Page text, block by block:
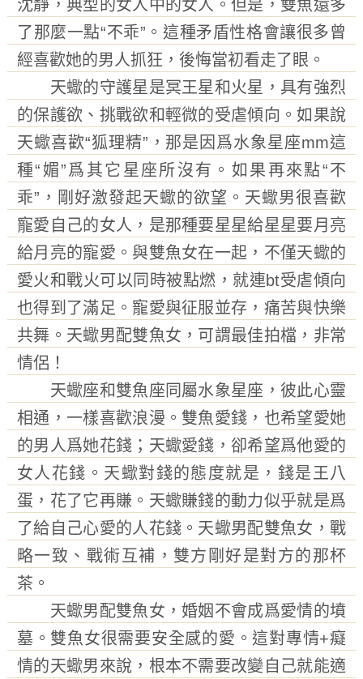
沈靜，典型的女人中的女人。但是，雙魚還多
了那麼一點“不乖”。這種矛盾性格會讓很多曾
經喜歡她的男人抓狂，後悔當初看走了眼。
天蠍的守護星是冥王星和火星，具有強烈
的保護欲、挑戰欲和輕微的受虐傾向。如果說
天蠍喜歡“狐理精”，那是因爲水象星座mm這
種“媚”爲其它星座所沒有。如果再來點“不
乖”，剛好激發起天蠍的欲望。天蠍男很喜歡
寵愛自己的女人，是那種要星星給星星要月亮
給月亮的寵愛。與雙魚女在一起，不僅天蠍的
愛火和戰火可以同時被點燃，就連bt受虐傾向
也得到了滿足。寵愛與征服並存，痛苦與快樂
共舞。天蠍男配雙魚女，可謂最佳拍檔，非常
情侶！
天蠍座和雙魚座同屬水象星座，彼此心靈
相通，一樣喜歡浪漫。雙魚愛錢，也希望愛她
的男人爲她花錢；天蠍愛錢，卻希望爲他愛的
女人花錢。天蠍對錢的態度就是，錢是王八
蛋，花了它再賺。天蠍賺錢的動力似乎就是爲
了給自己心愛的人花錢。天蠍男配雙魚女，戰
略一致、戰術互補，雙方剛好是對方的那杯
茶。
天蠍男配雙魚女，婚姻不會成爲愛情的墳
墓。雙魚女很需要安全感的愛。這對專情+癡
情的天蠍男來說，根本不需要改變自己就能適